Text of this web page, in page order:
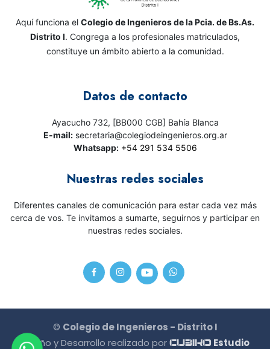
Aquí funciona el Colegio de Ingenieros de la Pcia. de Bs.As.
Distrito I. Congrega a los profesionales matriculados,
constituye un ámbito abierto a la comunidad.
Datos de contacto
Ayacucho 732, [BB000 CGB] Bahía Blanca
E-mail:secretaria@colegiodeingenieros.org.ar
Whatsapp: +54 291 534 5506
Nuestras redes sociales
Diferentes canales de comunicación para estar cada vez más
cerca de vos. Te invitamos a sumarte, seguirnos y participar en
nuestras redes sociales.
© Colegio de Ingenieros - Distrito I
Diseño y Desarrollo realizado por CU3IKO Estudio